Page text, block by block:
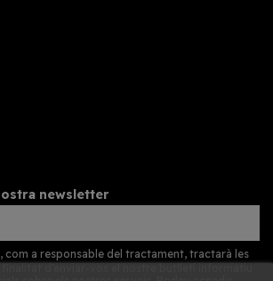
newsletter
com a responsable del tractament, tractarà les